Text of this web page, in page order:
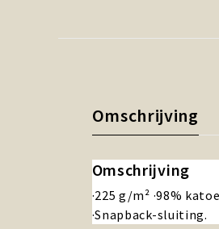
Omschrijving
Omschrijving
·225 g/m² ·98%
·Snapback-sluiting.